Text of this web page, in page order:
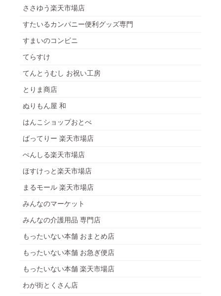
ささゆう楽天市場店
すたいるカンパニー便利グッズ専門
すまいのコンビニ
てらすけ
てんとうむし お祝い工房
とりま商店
ぬりもん屋 和
はんこショップおとべ
ばってりー 楽天市場店
ぺんしる楽天市場店
ほすけっと楽天市場店
まるモール 楽天市場店
みんなのマーケット
みんなの介護用品 専門店
もったいない本舗 おまとめ店
もったいない本舗 お急ぎ便店
もったいない本舗 楽天市場店
わが街とくさん店